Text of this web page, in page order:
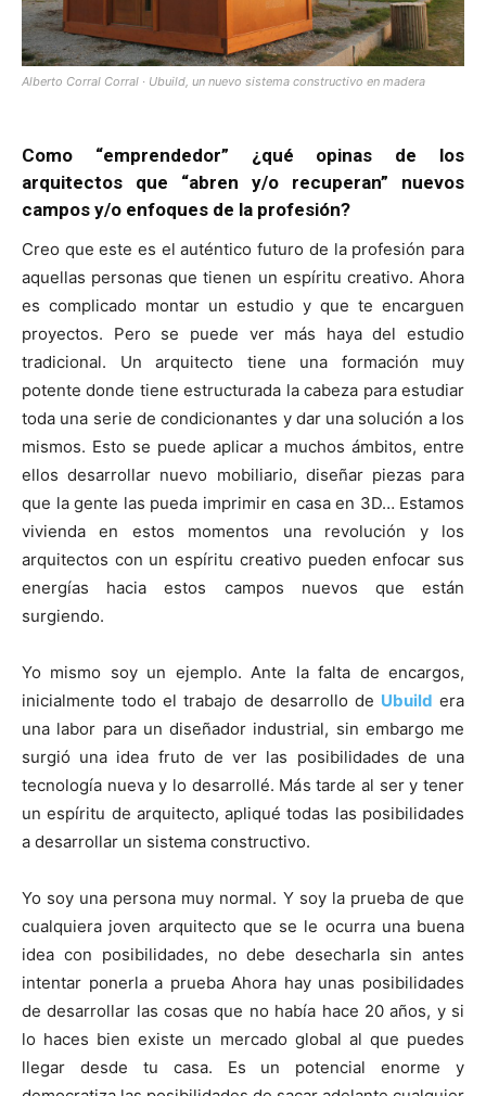
Alberto Corral Corral · Ubuild, un nuevo sistema constructivo en madera
Como “emprendedor” ¿qué opinas de los
arquitectos que “abren y/o recuperan” nuevos
campos y/o enfoques de la profesión?
Creo que este es el auténtico futuro de la profesión para
aquellas personas que tienen un espíritu creativo. Ahora
es complicado montar un estudio y que te encarguen
proyectos. Pero se puede ver más haya del estudio
tradicional. Un arquitecto tiene una formación muy
potente donde tiene estructurada la cabeza para estudiar
toda una serie de condicionantes y dar una solución a los
mismos. Esto se puede aplicar a muchos ámbitos, entre
ellos desarrollar nuevo mobiliario, diseñar piezas para
que la gente las pueda imprimir en casa en 3D… Estamos
vivienda en estos momentos una revolución y los
arquitectos con un espíritu creativo pueden enfocar sus
energías hacia estos campos nuevos que están
surgiendo.
Yo mismo soy un ejemplo. Ante la falta de encargos,
inicialmente todo el trabajo de desarrollo de Ubuild era
una labor para un diseñador industrial, sin embargo me
surgió una idea fruto de ver las posibilidades de una
tecnología nueva y lo desarrollé. Más tarde al ser y tener
un espíritu de arquitecto, apliqué todas las posibilidades
a desarrollar un sistema constructivo.
Yo soy una persona muy normal. Y soy la prueba de que
cualquiera joven arquitecto que se le ocurra una buena
idea con posibilidades, no debe desecharla sin antes
intentar ponerla a prueba Ahora hay unas posibilidades
de desarrollar las cosas que no había hace 20 años, y si
lo haces bien existe un mercado global al que puedes
llegar desde tu casa. Es un potencial enorme y